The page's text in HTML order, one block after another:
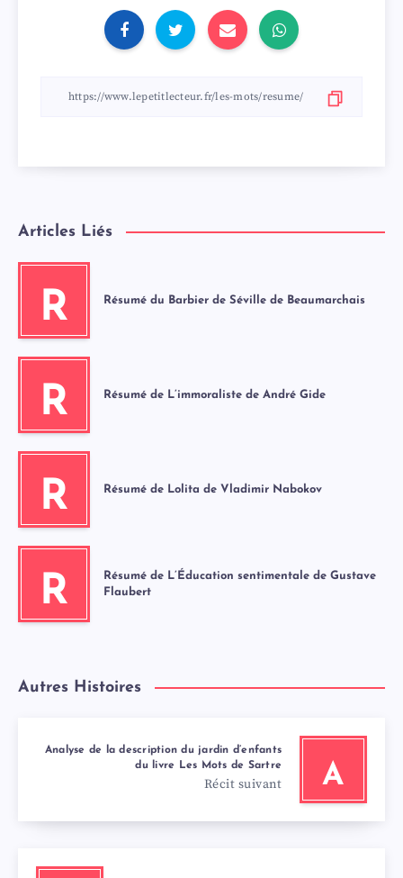
Articles Liés
R Résumé du Barbier de Séville de Beaumarchais
R Résumé de L’immoraliste de André Gide
R Résumé de Lolita de Vladimir Nabokov
R
Résumé de L’Éducation sentimentale de Gustave
Flaubert
Autres Histoires
A
Analyse de la description du jardin d’enfants
du livre Les Mots de Sartre
Récit suivant